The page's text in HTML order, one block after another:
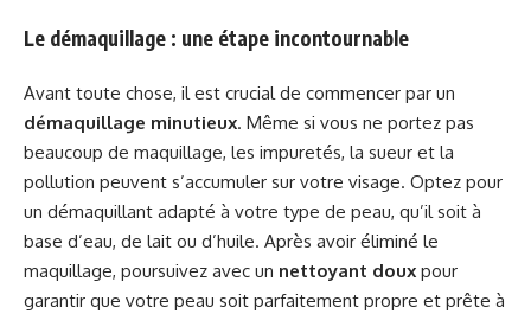
Le démaquillage : une étape incontournable
Avant toute chose, il est crucial de commencer par un
démaquillage minutieux. Même si vous ne portez pas
beaucoup de maquillage, les impuretés, la sueur et la
pollution peuvent s’accumuler sur votre visage. Optez pour
un démaquillant adapté à votre type de peau, qu’il soit à
base d’eau, de lait ou d’huile. Après avoir éliminé le
maquillage, poursuivez avec un nettoyant doux pour
garantir que votre peau soit parfaitement propre et prête à